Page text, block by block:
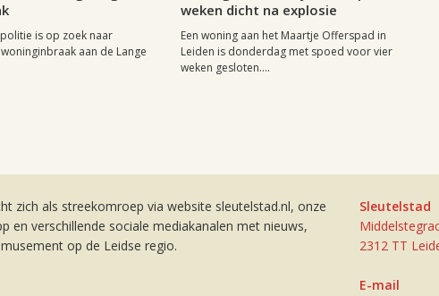
is op zoek naar
aan de Lange
weken dicht na explosie
Een woning aan het Maartje Offerspad in
Leiden is donderdag met spoed voor vier
weken gesloten....
zich als streekomroep via website sleutelstad.nl, onze
en verschillende sociale mediakanalen met nieuws,
op de Leidse regio.
Sleutelstad
2312 TT
E-mail